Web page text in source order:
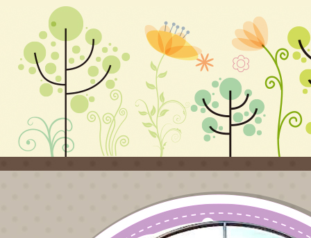
校內教師參
與，請 查照。